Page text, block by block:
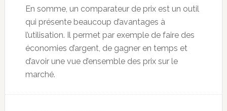
En somme, un comparateur de prix est un outil
qui présente beaucoup d’avantages à
l’utilisation. Il permet par exemple de faire des
économies d’argent, de gagner en temps et
d’avoir une vue d’ensemble des prix sur le
marché.